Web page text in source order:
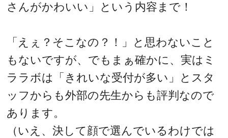
さんがかわいい」という内容まで！
「えぇ？そこなの？！」と思わないこと
もないですが、でもまぁ確かに、実はミ
ララボは「きれいな受付が多い」とスタ
ッフからも外部の先生からも評判なので
あります。
（いえ、決して顔で選んでいるわけでは